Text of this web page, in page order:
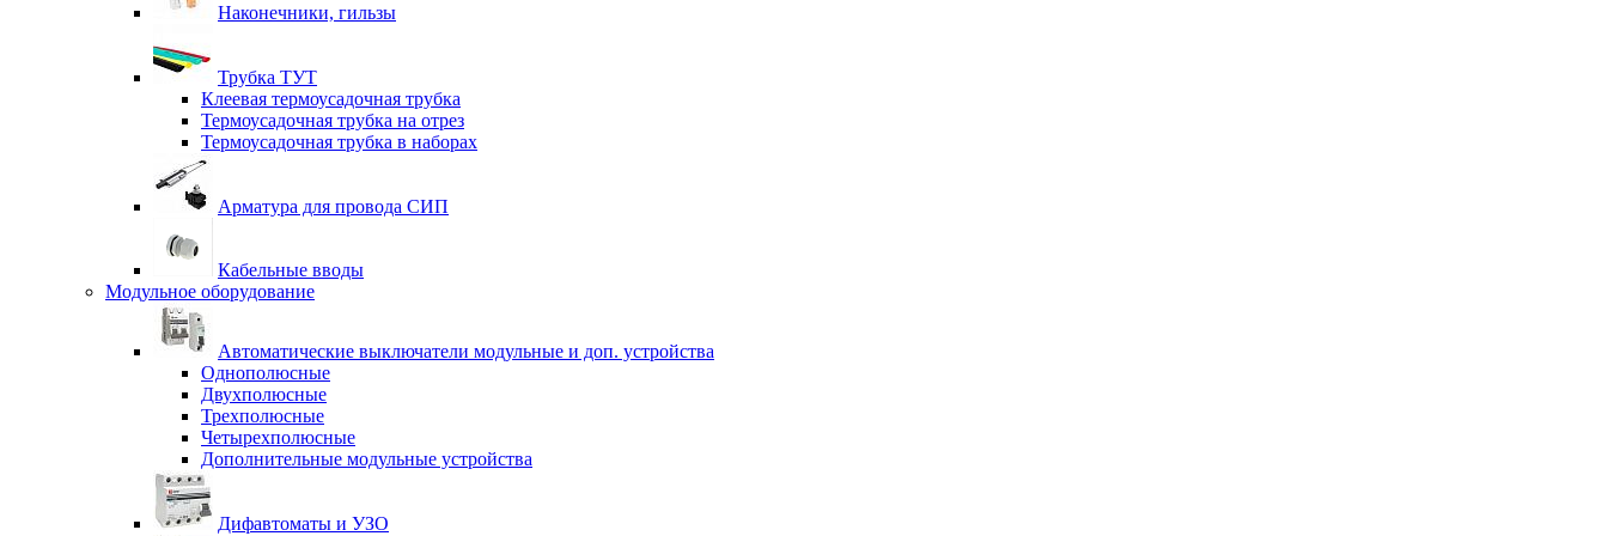
Наконечники, гильзы
Трубка ТУТ
Клеевая термоусадочная трубка
Термоусадочная трубка на отрез
Термоусадочная трубка в наборах
Арматура для провода СИП
Кабельные вводы
Модульное оборудование
Автоматические выключатели модульные и доп. устройства
Однополюсные
Двухполюсные
Трехполюсные
Четырехполюсные
Дополнительные модульные устройства
Дифавтоматы и УЗО